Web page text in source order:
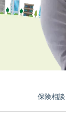
保険相